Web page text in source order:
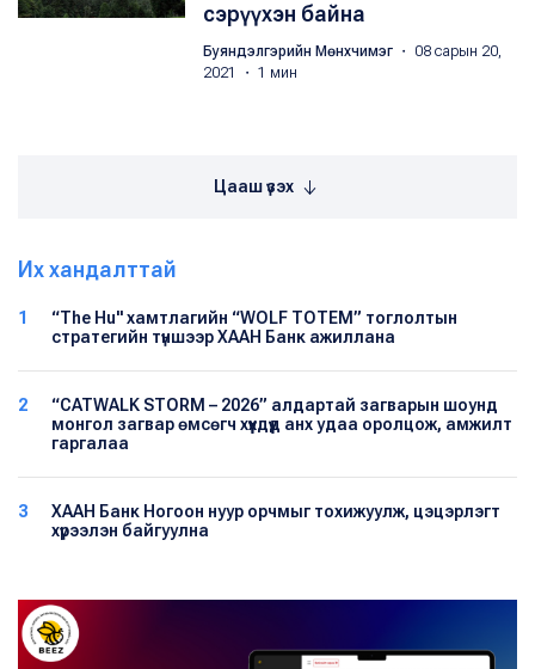
сэрүүхэн байна
Буяндэлгэрийн Мөнхчимэг ・ 08 сарын 20,
2021 ・ 1 мин
Цааш үзэх
Их хандалттай
1
“The Hu" хамтлагийн “WOLF TOTEM” тоглолтын
стратегийн түншээр ХААН Банк ажиллана
2
“CATWALK STORM – 2026” алдартай загварын шоунд
монгол загвар өмсөгч хүүхдүүд анх удаа оролцож, амжилт
гаргалаа
3
ХААН Банк Ногоон нуур орчмыг тохижуулж, цэцэрлэгт
хүрээлэн байгуулна